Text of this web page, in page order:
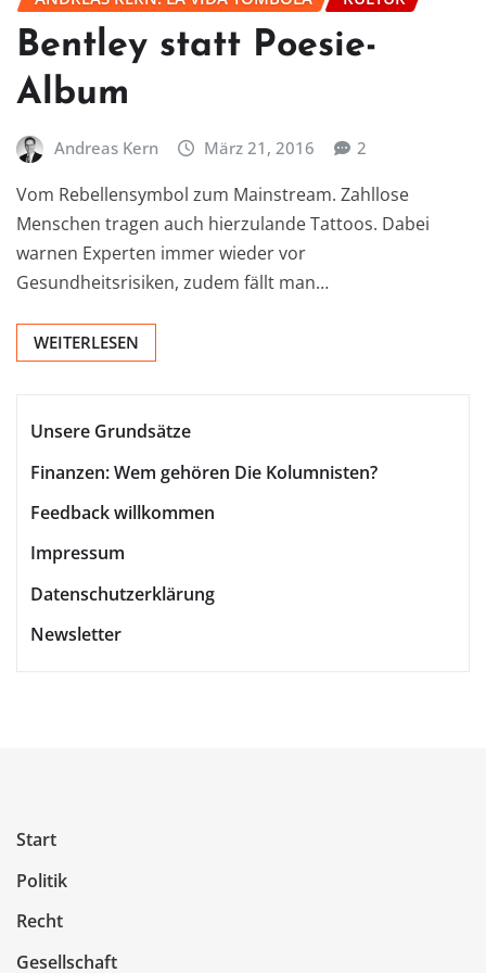
Bentley statt Poesie-
Album
Andreas Kern März 21, 2016 2
Vom Rebellensymbol zum Mainstream. Zahllose
Menschen tragen auch hierzulande Tattoos. Dabei
warnen Experten immer wieder vor
Gesundheitsrisiken, zudem fällt man…
WEITERLESEN
Unsere Grundsätze
Finanzen: Wem gehören Die Kolumnisten?
Feedback willkommen
Impressum
Datenschutzerklärung
Newsletter
Start
Politik
Recht
Gesellschaft